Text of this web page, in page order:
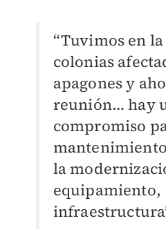
“Tuvimos en
colonias
apagones y
reunión… hay
compromiso
la
equipamiento,